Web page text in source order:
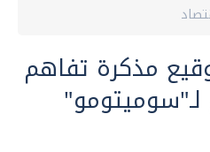
مذكرة تفاهم
لـ"سومیتومو"